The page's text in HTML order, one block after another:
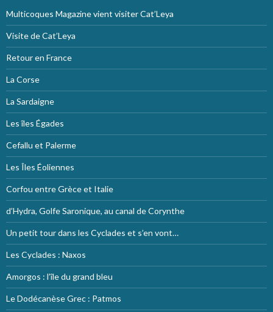
Multicoques Magazine vient visiter Cat’Leya
Visite de Cat’Leya
Retour en France
La Corse
La Sardaigne
Les îles Égades
Cefallu et Palerme
Les Îles Éoliennes
Corfou entre Grèce et Italie
d’Hydra, Golfe Saronique, au canal de Corynthe
Un petit tour dans les Cyclades et s’en vont…
Les Cyclades : Naxos
Amorgos : l’île du grand bleu
Le Dodécanèse Grec : Patmos